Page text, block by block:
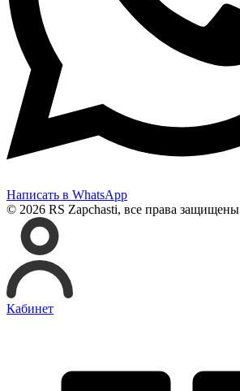
Написать в WhatsApp
© 2026 RS Zapchasti, все права защищены
Кабинет